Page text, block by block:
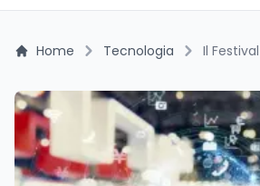
Home Tecnologia